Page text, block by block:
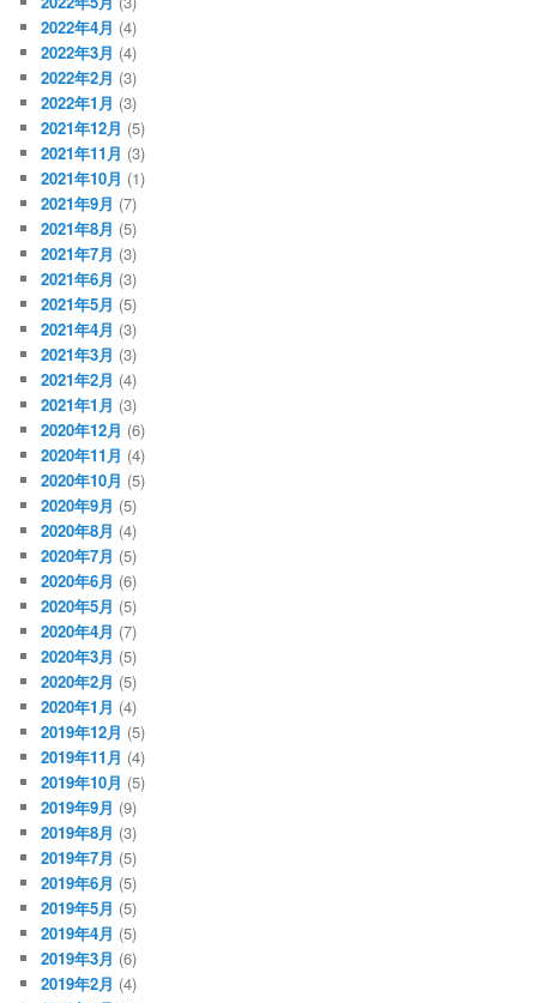
2022年4月 (4)
2022年3月 (4)
2022年2月 (3)
2022年1月 (3)
2021年12月 (5)
2021年11月 (3)
2021年10月 (1)
2021年9月 (7)
2021年8月 (5)
2021年7月 (3)
2021年6月 (3)
2021年5月 (5)
2021年4月 (3)
2021年3月 (3)
2021年2月 (4)
2021年1月 (3)
2020年12月 (6)
2020年11月 (4)
2020年10月 (5)
2020年9月 (5)
2020年8月 (4)
2020年7月 (5)
2020年6月 (6)
2020年5月 (5)
2020年4月 (7)
2020年3月 (5)
2020年2月 (5)
2020年1月 (4)
2019年12月 (5)
2019年11月 (4)
2019年10月 (5)
2019年9月 (9)
2019年8月 (3)
2019年7月 (5)
2019年6月 (5)
2019年5月 (5)
2019年4月 (5)
2019年3月 (6)
2019年2月 (4)